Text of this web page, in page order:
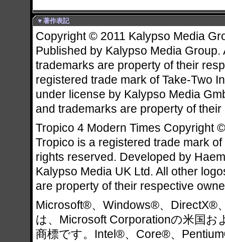
▼著作表記
Copyright © 2011 Kalypso Media
Published by Kalypso Media
trademarks are property of their
registered trade mark of Take-Two
under license by Kalypso Media
and trademarks are property of
Tropico 4 Modern Times Copyright
Tropico is a registered trade mark
rights reserved. Developed by
Kalypso Media UK Ltd. All other
are property of their respective
Microsoft®、Windows®、DirectX®
は、Microsoft Corporationの米国
商標です。Intel®、Core®、